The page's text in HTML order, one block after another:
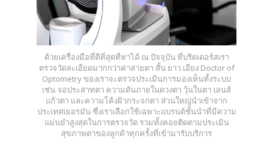
ด้วยเครื่องมือที่ดีที่สุดที่หาได้ ณ ปัจจุบัน ที่บริดเดอร์สเรา
ตรวจวัดละเอียดมากกว่าค่าสายตา สั้น ยาว เอียง Doctor of
Optometry ของเราจะตรวจประเมินการมองเห็นทั้งระบบ
เช่น จอประสาทตา ความดันภายในดวงตา วุ้นในตา เลนส์
แก้วตา และความโค้งผิวกระจกตา ส่วนใหญ่นำเข้าจาก
ประเทศเยอรมัน ซึ่งเราเลือกใช้เฉพาะแบรนด์ชั้นนำที่มีความ
แม่นยำสูงสุดในการตรวจวัด รวมทั้งคอยติดตามประเมิน
สุขภาพตาของลูกค้าทุกครั้งที่เข้ามารับบริการ